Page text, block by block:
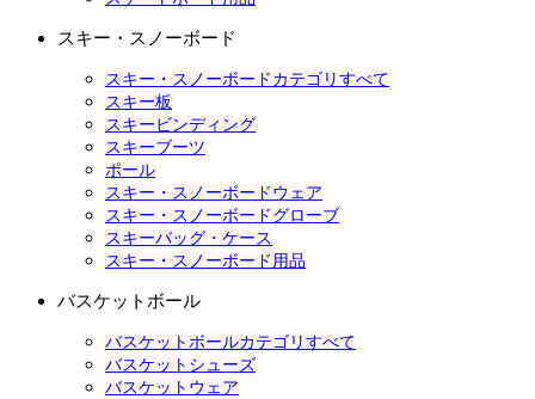
スキー・スノーボード
スキー・スノーボードカテゴリすべて
スキー板
スキービンディング
スキーブーツ
ポール
スキー・スノーボードウェア
スキー・スノーボードグローブ
スキーバッグ・ケース
スキー・スノーボード用品
バスケットボール
バスケットボールカテゴリすべて
バスケットシューズ
バスケットウェア